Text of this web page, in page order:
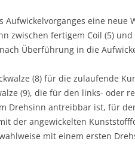
Aufwickelvorganges eine neue
zwischen fertigem Coil (5)
Überführung in die
(8) für die zulaufende
(9), die für den links- oder
Drehsinn antreibbar ist, für
der angewickelten
mit einem ersten